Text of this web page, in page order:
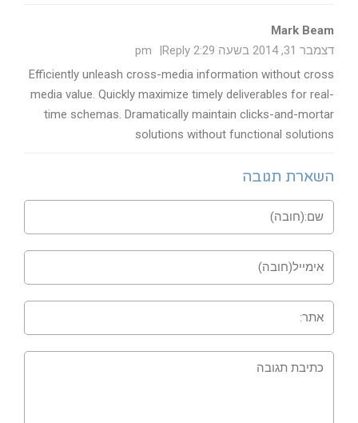
Mark Beam
דצמבר 31, 2014 בשעה 2:29 pm
Reply
Efficiently unleash cross-media information without cross
media value. Quickly maximize timely deliverables for real-
time schemas. Dramatically maintain clicks-and-mortar
solutions without functional solutions
השארת תגובה